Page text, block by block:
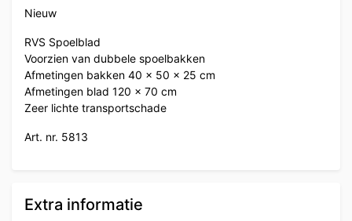
Nieuw
RVS Spoelblad
Voorzien van dubbele spoelbakken
Afmetingen bakken 40 x 50 x 25 cm
Afmetingen blad 120 x 70 cm
Zeer lichte transportschade
Art. nr. 5813
Extra informatie